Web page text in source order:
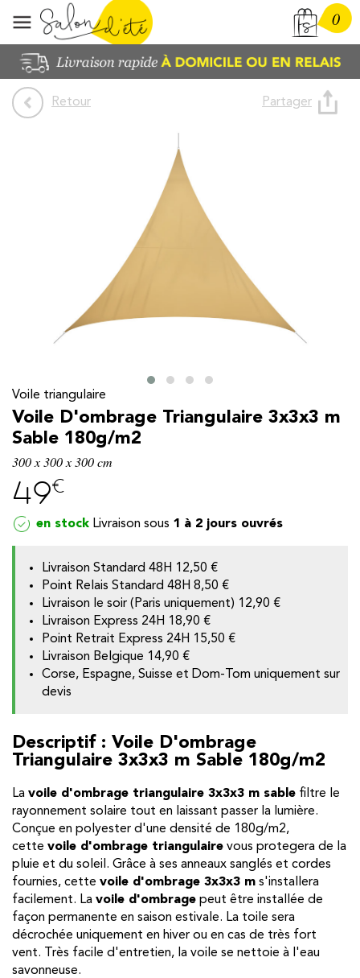
0
Retour Partager
Voile triangulaire
Voile D'ombrage Triangulaire 3x3x3 m
Sable 180g/m2
300 x 300 x 300 cm
49€
en stock 1 à 2 jours ouvrés
Livraison Standard 48H 12,50 €
Point Relais Standard 48H8,50 €
Livraison le soir (Paris uniquement) 12,90 €
Livraison Express 24H 18,90 €
Point Retrait Express 24H 15,50 €
Livraison Belgique 14,90 €
Corse, Espagne, Suisse et Dom-Tom uniquement sur
devis
Descriptif : Voile D'ombrage
Triangulaire 3x3x3 m Sable 180g/m2
La voile d'ombrage triangulaire 3x3x3 m sable filtre le
rayonnement solaire tout en laissant passer la lumière.
Conçue en polyester d'une densité de 180g/m2,
cette voile d'ombrage triangulaire vous protegera de la
pluie et du soleil. Grâce à ses anneaux sanglés et cordes
fournies, cette voile d'ombrage 3x3x3 m s'installera
facilement. La voile d'ombrage peut être installée de
façon permanente en saison estivale. La toile sera
décrochée uniquement en hiver ou en cas de très fort
vent. Très facile d'entretien, la voile se nettoie à l'eau
savonneuse.